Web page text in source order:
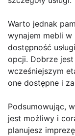
Warto jednak
wynajem mebli
dostępność
opcji. Dobrze
wcześniejszym
one dostępne i
Podsumowując,
jest możliwy i
planujesz